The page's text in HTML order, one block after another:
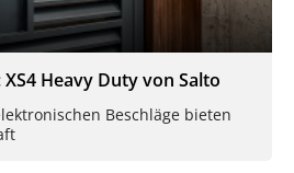
Heavy Duty von Salto
Beschläge bieten